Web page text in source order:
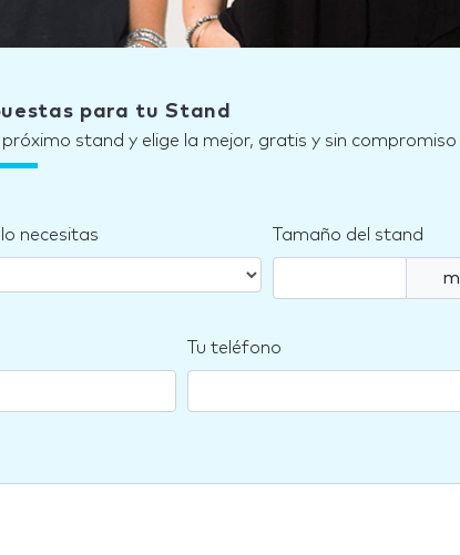
para tu Stand
stand y elige la mejor, gratis y sin compromiso
necesitas Tamaño del stand
m
Tu teléfono